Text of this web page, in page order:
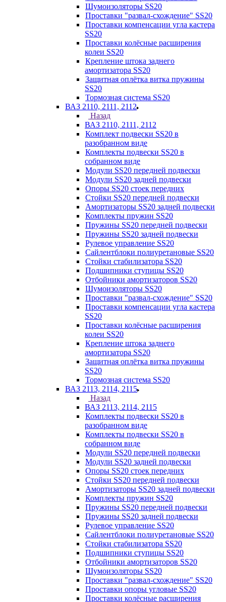
Шумоизоляторы SS20
Проставки "развал-схождение" SS20
Проставки компенсации угла кастера
SS20
Проставки колёсные расширения
колеи SS20
Крепление штока заднего
амортизатора SS20
Защитная оплётка витка пружины
SS20
Тормозная система SS20
ВАЗ 2110, 2111, 2112
Назад
ВАЗ 2110, 2111, 2112
Комплект подвески SS20 в
разобранном виде
Комплекты подвески SS20 в
собранном виде
Модули SS20 передней подвески
Модули SS20 задней подвески
Опоры SS20 стоек передних
Стойки SS20 передней подвески
Амортизаторы SS20 задней подвески
Комплекты пружин SS20
Пружины SS20 передней подвески
Пружины SS20 задней подвески
Рулевое управление SS20
Сайлентблоки полиуретановые SS20
Стойки стабилизатора SS20
Подшипники ступицы SS20
Отбойники амортизаторов SS20
Шумоизоляторы SS20
Проставки "развал-схождение" SS20
Проставки компенсации угла кастера
SS20
Проставки колёсные расширения
колеи SS20
Крепление штока заднего
амортизатора SS20
Защитная оплётка витка пружины
SS20
Тормозная система SS20
ВАЗ 2113, 2114, 2115
Назад
ВАЗ 2113, 2114, 2115
Комплекты подвески SS20 в
разобранном виде
Комплекты подвески SS20 в
собранном виде
Модули SS20 передней подвески
Модули SS20 задней подвески
Опоры SS20 стоек передних
Стойки SS20 передней подвески
Амортизаторы SS20 задней подвески
Комплекты пружин SS20
Пружины SS20 передней подвески
Пружины SS20 задней подвески
Рулевое управление SS20
Сайлентблоки полиуретановые SS20
Стойки стабилизатора SS20
Подшипники ступицы SS20
Отбойники амортизаторов SS20
Шумоизоляторы SS20
Проставки "развал-схождение" SS20
Проставки опоры угловые SS20
Проставки колёсные расширения